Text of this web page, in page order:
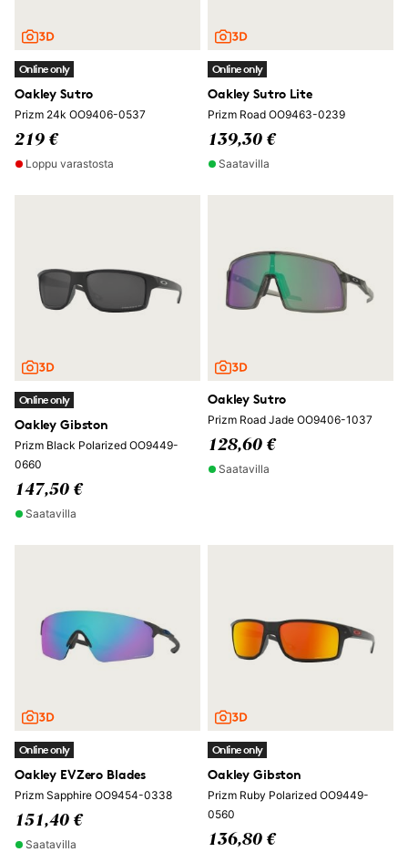
Online only
Oakley Sutro
Prizm 24k OO9406-0537
219 €
Loppu varastosta
Online only
Oakley Sutro Lite
Prizm Road OO9463-0239
139,30 €
Saatavilla
Online only
Oakley Gibston
Prizm Black Polarized OO9449-
0660
147,50 €
Saatavilla
Oakley Sutro
Prizm Road Jade OO9406-1037
128,60 €
Saatavilla
Online only
Oakley EVZero Blades
Prizm Sapphire OO9454-0338
151,40 €
Saatavilla
Online only
Oakley Gibston
Prizm Ruby Polarized OO9449-
0560
136,80 €